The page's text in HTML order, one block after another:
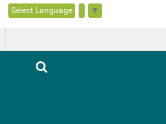
Select Language ▼